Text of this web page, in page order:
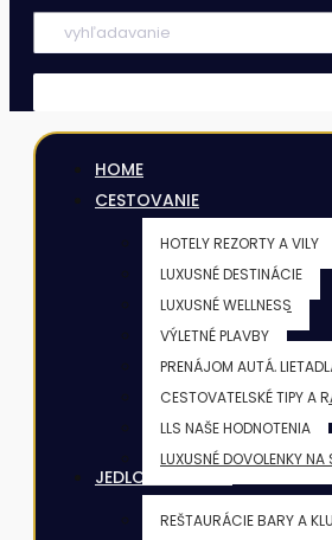
HOME
CESTOVANIE
HOTELY REZORTY A VILY
LUXUSNÉ DESTINÁCIE
LUXUSNÉ WELLNESS
VÝLETNÉ PLAVBY
PRENÁJOM AUTÁ,
CESTOVATELSKÉ TIPY A
LLS NAŠE HODNOTENIA
LUXUSNÉ DOVOLENKY NA
JEDLO & NÁPOJE
REŠTAURÁCIE BARY A